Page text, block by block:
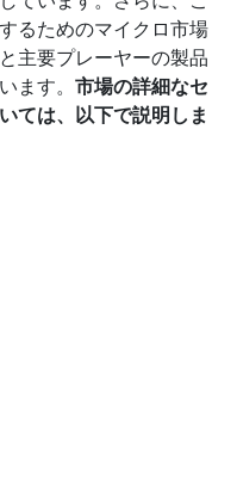
るためのマイクロ市場
主要プレーヤーの製品
ます。 市場の詳細なセ
ては、以下で説明しま